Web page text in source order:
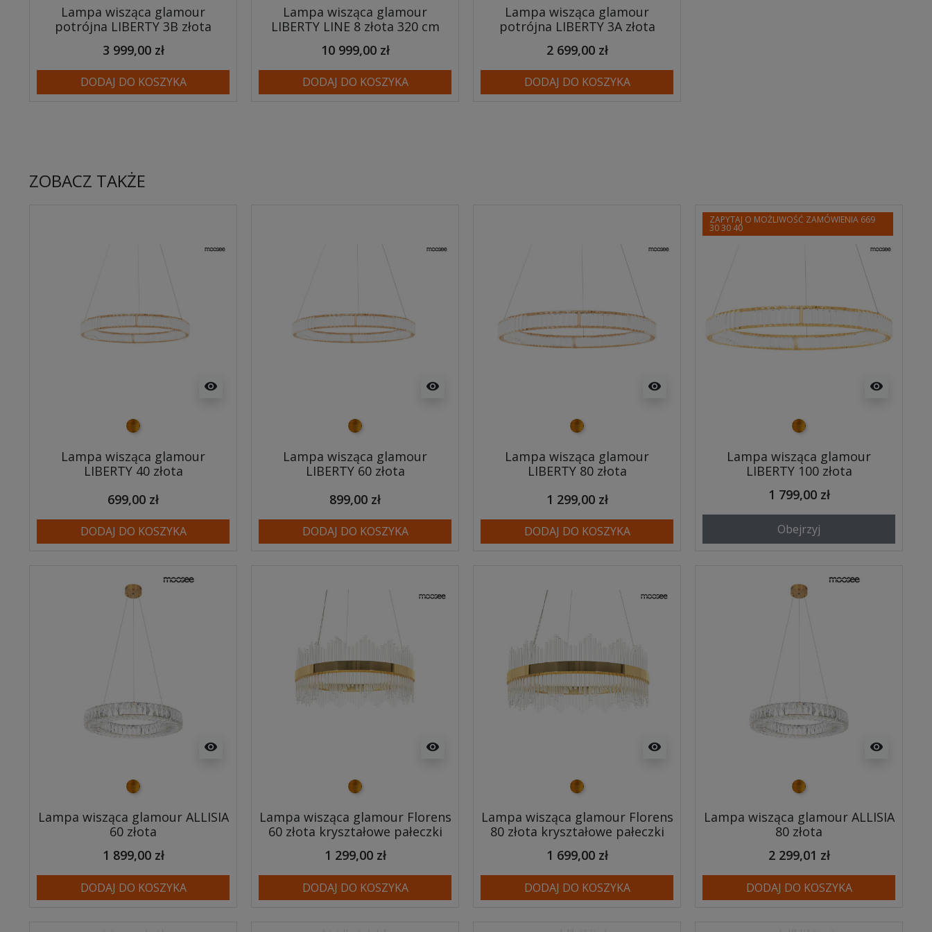
Lampa wisząca glamour
potrójna LIBERTY 3B złota
3 999,00 zł
DODAJ DO KOSZYKA
Lampa wisząca glamour
LIBERTY LINE 8 złota 320 cm
10 999,00 zł
DODAJ DO KOSZYKA
Lampa wisząca glamour
potrójna LIBERTY 3A złota
2 699,00 zł
DODAJ DO KOSZYKA
ZOBACZ TAKŻE
visibility
złoty
Lampa wisząca glamour
LIBERTY 40 złota
699,00 zł
DODAJ DO KOSZYKA
visibility
złoty
Lampa wisząca glamour
LIBERTY 60 złota
899,00 zł
DODAJ DO KOSZYKA
visibility
złoty
Lampa wisząca glamour
LIBERTY 80 złota
1 299,00 zł
DODAJ DO KOSZYKA
ZAPYTAJ O MOŻLIWOŚĆ ZAMÓWIENIA 669
30 30 40
visibility
złoty
Lampa wisząca glamour
LIBERTY 100 złota
1 799,00 zł
Obejrzyj
visibility
złoty
Lampa wisząca glamour ALLISIA
60 złota
1 899,00 zł
DODAJ DO KOSZYKA
visibility
złoty
Lampa wisząca glamour Florens
60 złota kryształowe pałeczki
1 299,00 zł
DODAJ DO KOSZYKA
visibility
złoty
Lampa wisząca glamour Florens
80 złota kryształowe pałeczki
1 699,00 zł
DODAJ DO KOSZYKA
visibility
złoty
Lampa wisząca glamour ALLISIA
80 złota
2 299,01 zł
DODAJ DO KOSZYKA